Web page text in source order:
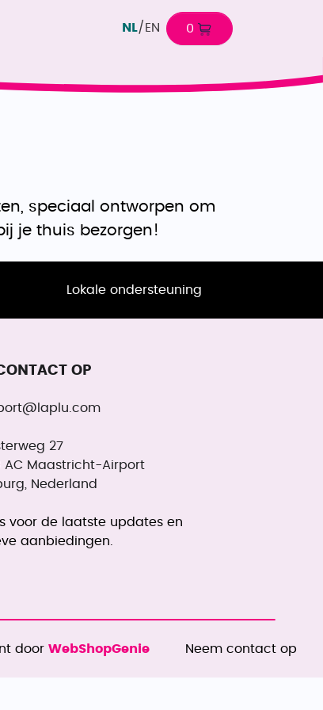
NL/ EN 0
speciaal ontworpen om
je thuis bezorgen!
Lokale ondersteuning
OP
27
AC Maastricht-Airport
Nederland
voor de laatste updates en
aanbiedingen.
door WebShopGenie Neem contact op